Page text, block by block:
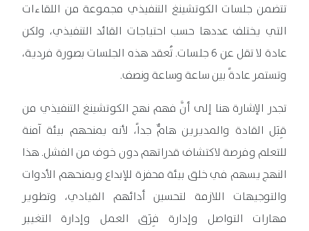
تتضمن جلسات الكوتشينغ التنفيذي مجموعة من اللقاءات
التي يختلف عددها حسب احتياجات القائد التنفيذي، ولكن
عادة لا تقل عن 6 جلسات. تُعقد هذه الجلسات بصورة فردية،
وتستمر عادةً بين ساعة وساعة ونصف.
تجدر الإشارة هنا إلى أنَّ فهم نهج الكوتشينغ التنفيذي من
قِبَل القادة والمديرين هامٌّ جداً، لأنه يمنحهم بيئة آمنة
للتعلم وفرصة لاكتشاف قدراتهم دون خوف من الفشل. هذا
النهج يسهم في خلق بيئة محفزة للإبداع ويمنحهم الأدوات
والتوجيهات اللازمة لتحسين أدائهم القيادي، وتطوير
مهارات التواصل وإدارة فِرَق العمل وإدارة التغيير